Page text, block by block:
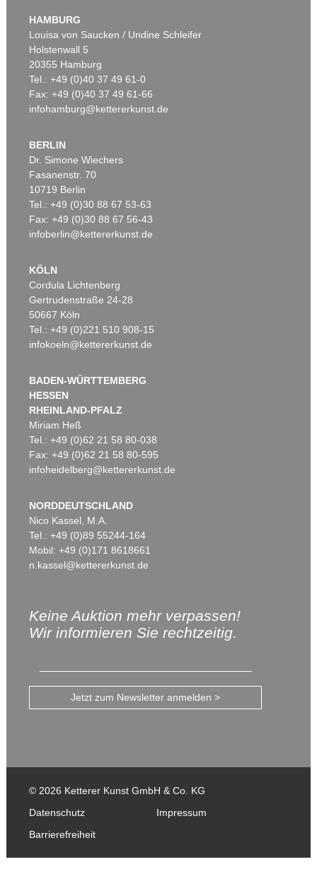
HAMBURG
Louisa von Saucken / Undine Schleifer
Holstenwall 5
20355 Hamburg
Tel.: +49 (0)40 37 49 61-0
Fax: +49 (0)40 37 49 61-66
infohamburg@kettererkunst.de
BERLIN
Dr. Simone Wiechers
Fasanenstr. 70
10719 Berlin
Tel.: +49 (0)30 88 67 53-63
Fax: +49 (0)30 88 67 56-43
infoberlin@kettererkunst.de
KÖLN
Cordula Lichtenberg
Gertrudenstraße 24-28
50667 Köln
Tel.: +49 (0)221 510 908-15
infokoeln@kettererkunst.de
BADEN-WÜRTTEMBERG
HESSEN
RHEINLAND-PFALZ
Miriam Heß
Tel.: +49 (0)62 21 58 80-038
Fax: +49 (0)62 21 58 80-595
infoheidelberg@kettererkunst.de
NORDDEUTSCHLAND
Nico Kassel, M.A.
Tel.: +49 (0)89 55244-164
Mobil: +49 (0)171 8618661
n.kassel@kettererkunst.de
Keine Auktion mehr verpassen!
Wir informieren Sie rechtzeitig.
Jetzt zum Newsletter anmelden >
© 2026 Ketterer Kunst GmbH & Co. KG
Datenschutz
Impressum
Barrierefreiheit